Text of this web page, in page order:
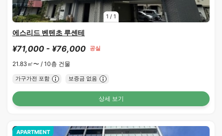
1 / 1
에스리드 벤텐초 루센테
¥71,000 - ¥76,000 공실
21.83㎡〜 / 10층 건물
가구가전 포함 보증금 없음
상세 보기
APARTMENT